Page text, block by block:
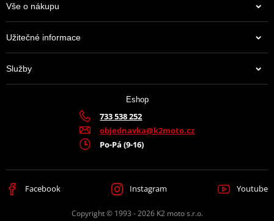
Vše o nákupu
Užitečné informace
Služby
Eshop
733 538 252
objednavka@k2moto.cz
Po-Pá (9-16)
Facebook Instagram Youtube
Copyright © 1993 - 2026 K2 moto s.r.o.